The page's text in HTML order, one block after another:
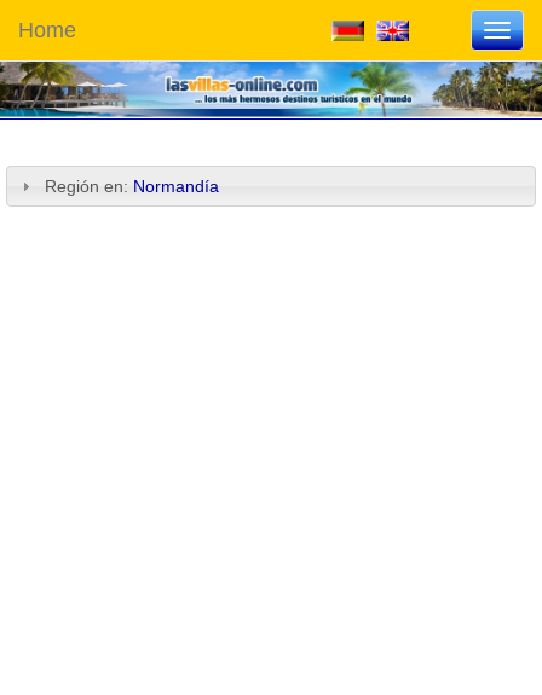
Home
Región en: Normandía